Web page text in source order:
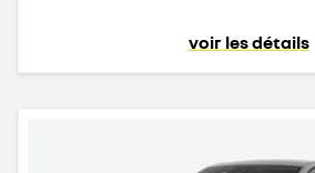
voir les détails